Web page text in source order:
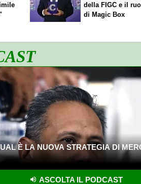
della FIGC e il
di Magic Box
È LA NUOVA STRATEGIA DI
ASCOLTA IL PODCAST